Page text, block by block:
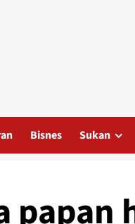
Bisnes Sukan
papan